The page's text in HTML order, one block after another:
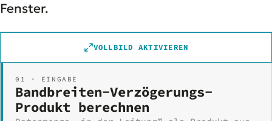
Fenster.
VOLLBILD AKTIVIEREN
01 · EINGABE
Bandbreiten-Verzögerungs-
Produkt berechnen